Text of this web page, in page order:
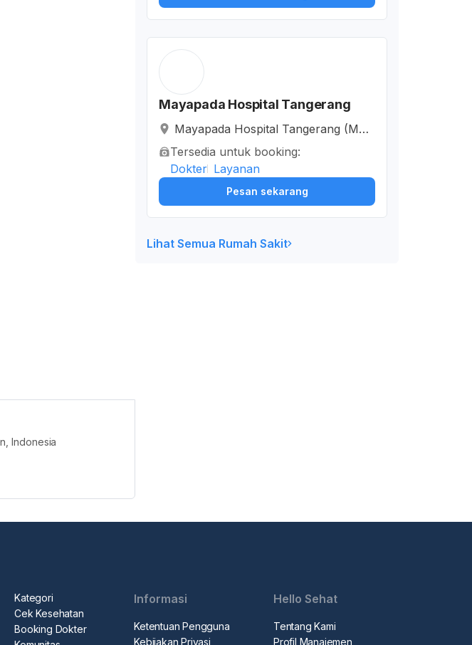
Indonesia
Mayapada Hospital Tangerang
Mayapada Hospital Tangerang (MH
TG), Jalan Honoris Raya, RT.001/R
W.006, Kelapa Indah, Kota Tangeran
g, Banten, Indonesia
Tersedia untuk booking:
Dokter Layanan
Pesan sekarang
Lihat Semua Rumah Sakit
Kategori
Cek Kesehatan
Booking Dokter
Informasi
Ketentuan Pengguna
Kebijakan Privasi
Hello Sehat
Tentang Kami
Profil Manajemen